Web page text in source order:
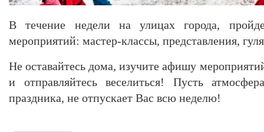
В течение недели на улицах города,
мероприятий: мастер-классы, представления,
Не оставайтесь дома, изучите афишу
и отправляйтесь веселиться! Пусть
праздника, не отпускает Вас всю неделю!